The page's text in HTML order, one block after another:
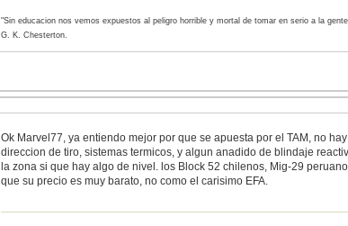
"Sin educacion nos vemos expuestos al peligro horrible y mortal de tomar en serio a la
G. K. Chesterton.
Ok Marvel77, ya entiendo mejor por que se apuesta por el TAM, no
direccion de tiro, sistemas termicos, y algun anadido de blindaje
la zona si que hay algo de nivel. los Block 52 chilenos, Mig-29
que su precio es muy barato, no como el carisimo EFA.